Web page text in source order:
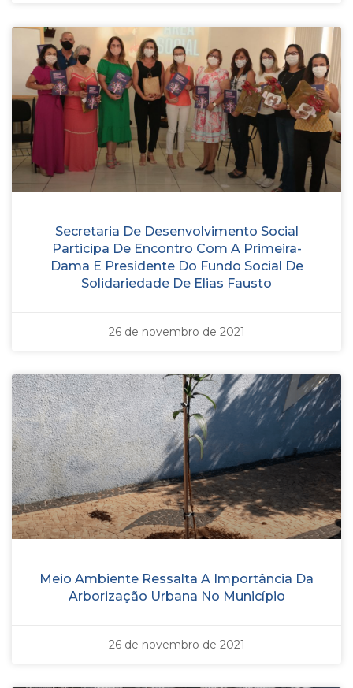
Secretaria De Desenvolvimento Social
Participa De Encontro Com A Primeira-
Dama E Presidente Do Fundo Social De
Solidariedade De Elias Fausto
26 de novembro de 2021
Meio Ambiente Ressalta A Importância Da
Arborização Urbana No Município
26 de novembro de 2021